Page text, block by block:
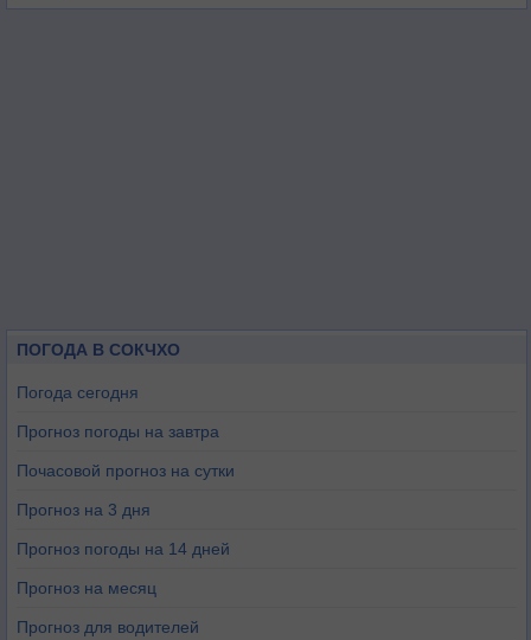
ПОГОДА В СОКЧХО
Погода сегодня
Прогноз погоды на завтра
Почасовой прогноз на сутки
Прогноз на 3 дня
Прогноз погоды на 14 дней
Прогноз на месяц
Прогноз для водителей